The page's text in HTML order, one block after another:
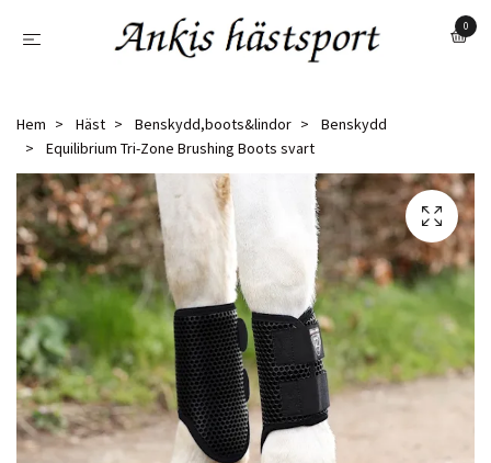
0
Hem Häst Benskydd,boots&lindor
Benskydd
Equilibrium Tri-Zone Brushing Boots svart